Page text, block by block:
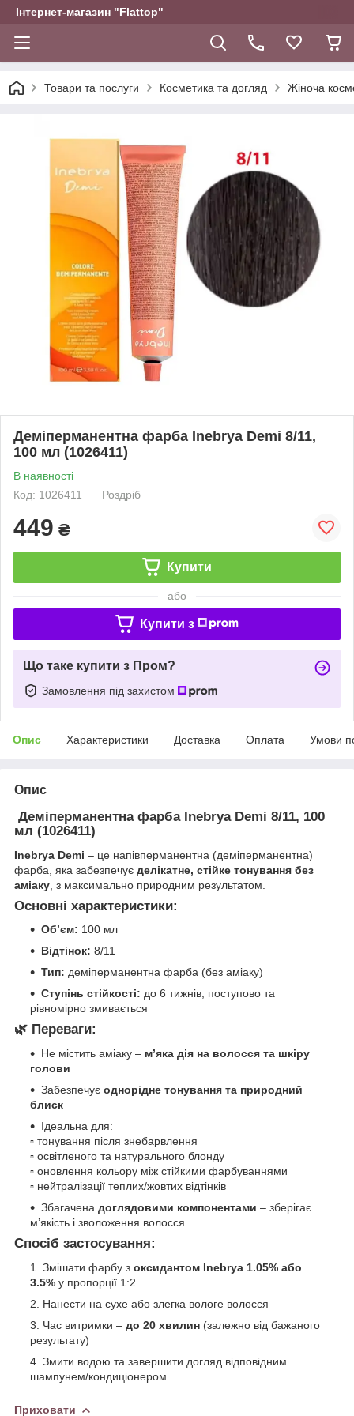
Інтернет-магазин "Flattop"
Товари та послуги Косметика та догляд Жіноча
Деміперманентна фарба Inebrya Demi 8/11,
100 мл (1026411)
В наявності
Код: 1026411
Роздріб
449 ₴
Купити
або
Купити з
Що таке купити з Пром?
Замовлення під захистом
Опис Характеристики Доставка Оплата Умови
Опис
Деміперманентна фарба Inebrya Demi 8/11, 100
мл (1026411)
Inebrya Demi – це напівперманентна (деміперманентна)
фарба, яка забезпечує делікатне, стійке тонування без
аміаку , з максимально природним результатом.
Основні характеристики:
Обʼєм: 100 мл
Відтінок: 8/11
Тип: деміперманентна фарба (без аміаку)
Ступінь стійкості: до 6 тижнів, поступово та
рівномірно змивається
🌿 Переваги:
Не містить аміаку – м’яка дія на волосся та шкіру
голови
Забезпечує однорідне тонування та природний
блиск
Ідеальна для:
▫ тонування після знебарвлення
▫ освітленого та натурального блонду
▫ оновлення кольору між стійкими фарбуваннями
▫ нейтралізації теплих/жовтих відтінків
Збагачена доглядовими компонентами – зберігає
м’якість і зволоження волосся
Спосіб застосування:
Змішати фарбу з оксидантом Inebrya 1.05% або
3.5% у пропорції 1:2
Нанести на сухе або злегка вологе волосся
Час витримки – до 20 хвилин (залежно від бажаного
результату)
Змити водою та завершити догляд відповідним
шампунем/кондиціонером
Приховати